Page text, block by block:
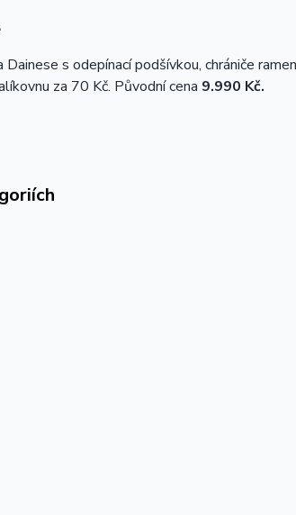
s odepínací podšívkou, chrániče
za 70 Kč. Původní cena 9.990 Kč.